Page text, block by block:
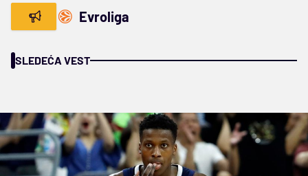
Evroliga
SLEDEĆA VEST